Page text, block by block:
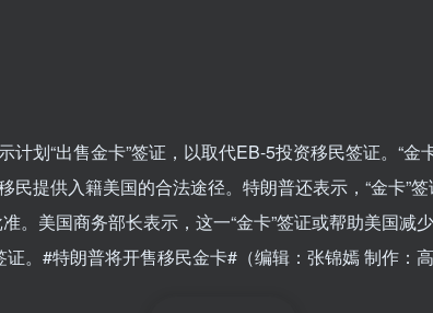
计划“出售金卡”签证，以取代EB-5投资移民签证。“金
民提供入籍美国的合法途径。特朗普还表示，“金卡”
。美国商务部长表示，这一“金卡”签证或帮助美国减
。#特朗普将开售移民金卡#（编辑：张锦嫣 制作：高